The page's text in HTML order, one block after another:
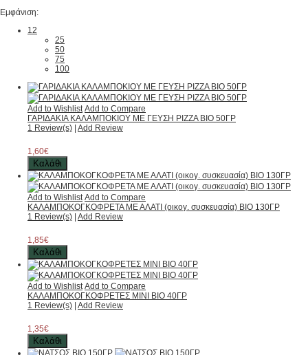
Εμφάνιση:
12
25
50
75
100
Add to Wishlist Add to Compare
ΓΑΡΙΔΑΚΙΑ ΚΑΛΑΜΠΟΚΙΟΥ ΜΕ ΓΕΥΣΗ PIZZA ΒΙΟ 50ΓΡ
1 Review(s) Add Review
1,60€
Καλάθι
Add to Wishlist Add to Compare
ΚΑΛΑΜΠΟΚΟΓΚΟΦΡΕΤΑ ΜΕ ΑΛΑΤΙ (οικογ. συσκευασία) ΒΙΟ 130ΓΡ
1 Review(s) Add Review
1,85€
Καλάθι
Add to Wishlist Add to Compare
ΚΑΛΑΜΠΟΚΟΓΚΟΦΡΕΤΕΣ ΜΙΝΙ ΒΙΟ 40ΓΡ
1 Review(s) Add Review
1,35€
Καλάθι